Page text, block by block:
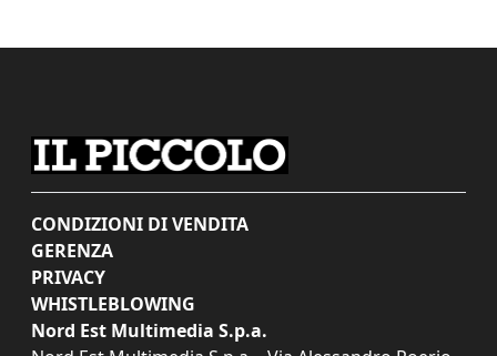
CONDIZIONI DI VENDITA
GERENZA
PRIVACY
WHISTLEBLOWING
Nord Est Multimedia S.p.a.